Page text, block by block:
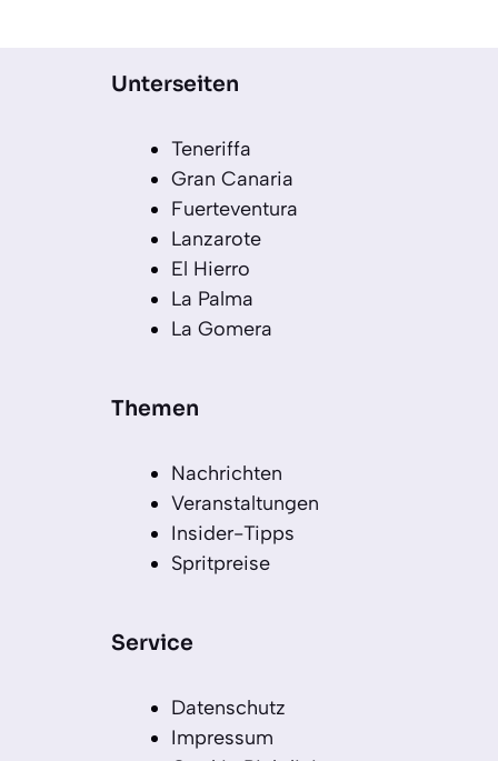
Unterseiten
Teneriffa
Gran Canaria
Fuerteventura
Lanzarote
El Hierro
La Palma
La Gomera
Themen
Nachrichten
Veranstaltungen
Insider-Tipps
Spritpreise
Service
Datenschutz
Impressum